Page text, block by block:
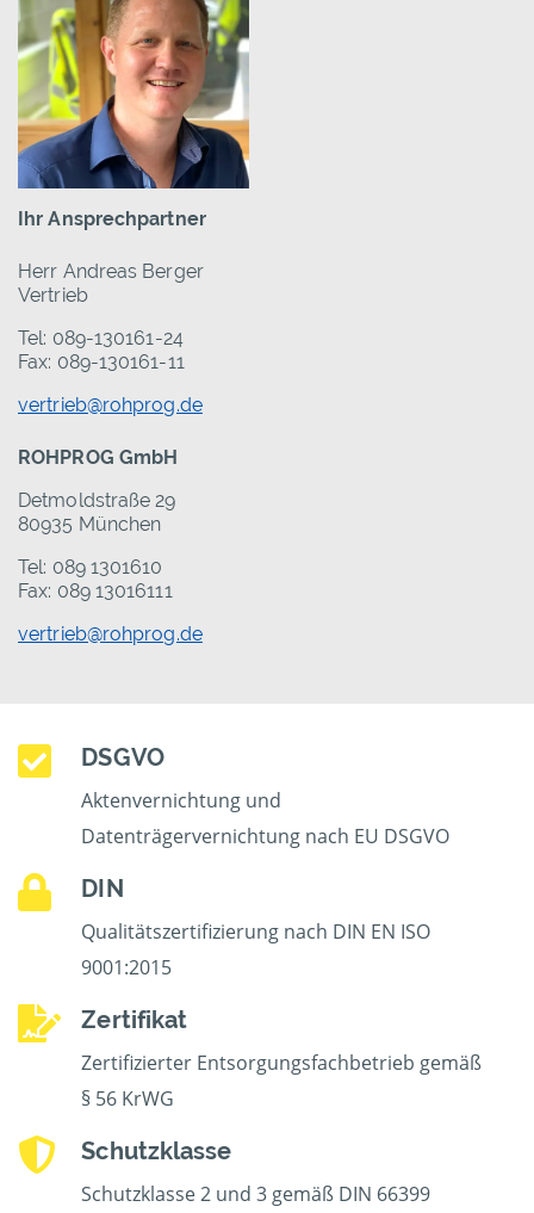
Ihr Ansprechpartner
Herr Andreas Berger
Vertrieb
Tel: 089-130161-24
Fax: 089-130161-11
vertrieb@rohprog.de
ROHPROG GmbH
Detmoldstraße 29
80935 München
Tel: 089 1301610
Fax: 089 13016111
vertrieb@rohprog.de
DSGVO
Aktenvernichtung und
Datenträgervernichtung nach EU DSGVO
DIN
Qualitätszertifizierung nach DIN EN ISO
9001:2015
Zertifikat
Zertifizierter Entsorgungsfachbetrieb gemäß
§ 56 KrWG
Schutzklasse
Schutzklasse 2 und 3 gemäß DIN 66399